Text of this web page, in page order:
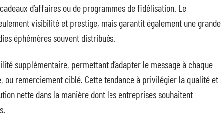
d’affaires ou de programmes de fidélisation. Le
visibilité et prestige, mais garantit également une grande
éphémères souvent distribués.
supplémentaire, permettant d’adapter le message à chaque
ou remerciement ciblé. Cette tendance à privilégier la qualité et
nette dans la manière dont les entreprises souhaitent